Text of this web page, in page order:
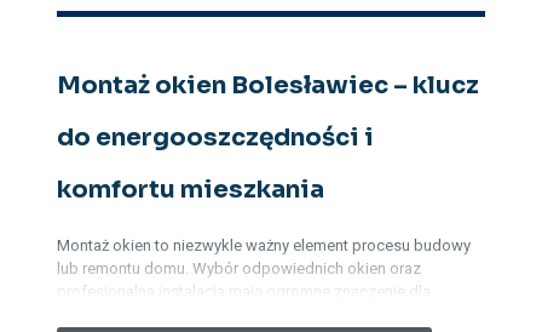
Montaż okien Bolesławiec – klucz
do energooszczędności i
komfortu mieszkania
Montaż okien to niezwykle ważny element procesu budowy
lub remontu domu. Wybór odpowiednich okien oraz
profesjonalna instalacja mają ogromne znaczenie dla